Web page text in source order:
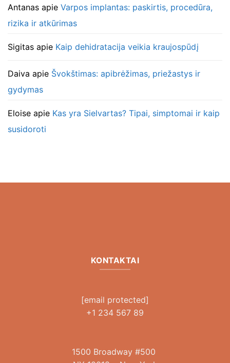
Antanas apie Varpos implantas: paskirtis, procedūra,
rizika ir atkūrimas
Sigitas apie Kaip dehidratacija veikia kraujospūdį
Daiva apie Švokštimas: apibrėžimas, priežastys ir
gydymas
Eloise apie Kas yra Sielvartas? Tipai, simptomai ir kaip
susidoroti
KONTAKTAI
[email protected]
+1 234 567 89
1500 Broadway #500